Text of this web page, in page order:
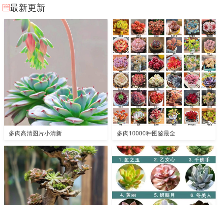
最新更新
多肉高清图片小清新 多肉10000种图鉴最全